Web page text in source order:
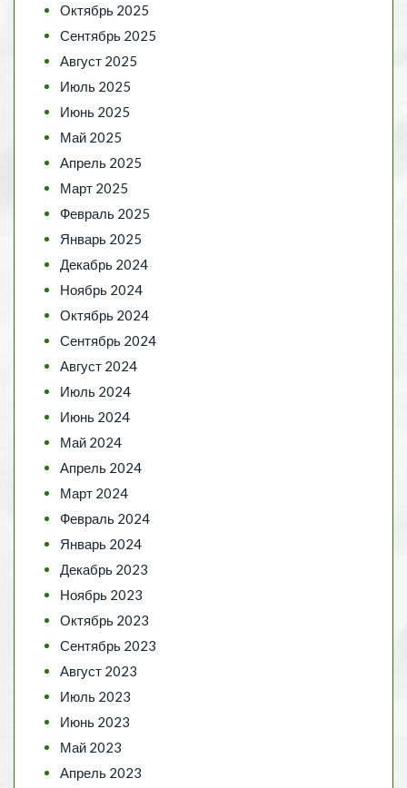
Октябрь 2025
Сентябрь 2025
Август 2025
Июль 2025
Июнь 2025
Май 2025
Апрель 2025
Март 2025
Февраль 2025
Январь 2025
Декабрь 2024
Ноябрь 2024
Октябрь 2024
Сентябрь 2024
Август 2024
Июль 2024
Июнь 2024
Май 2024
Апрель 2024
Март 2024
Февраль 2024
Январь 2024
Декабрь 2023
Ноябрь 2023
Октябрь 2023
Сентябрь 2023
Август 2023
Июль 2023
Июнь 2023
Май 2023
Апрель 2023